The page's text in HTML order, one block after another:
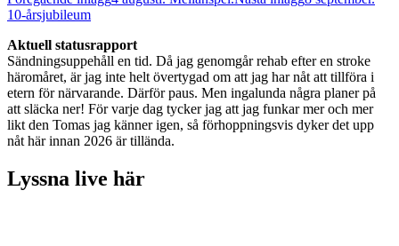
10-årsjubileum
Aktuell statusrapport
Sändningsuppehåll en tid. Då jag genomgår rehab efter en stroke
häromåret, är jag inte helt övertygad om att jag har nåt att tillföra i
etern för närvarande. Därför paus. Men ingalunda några planer på
att släcka ner! För varje dag tycker jag att jag funkar mer och mer
likt den Tomas jag känner igen, så förhoppningsvis dyker det upp
nåt här innan 2026 är tillända.
Lyssna live här